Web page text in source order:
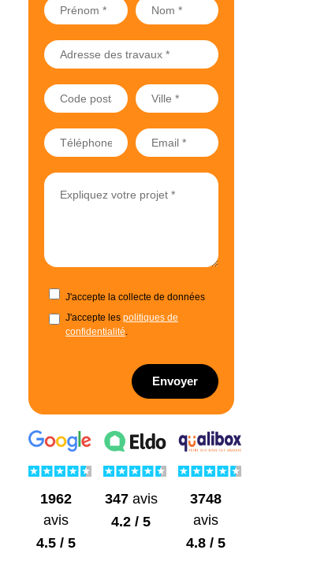
J'accepte la collecte de données
J'accepte les politiques de
confidentialité.
Envoyer
1962
avis
4.5 / 5
347avis
4.2 / 5
3748
avis
4.8 / 5